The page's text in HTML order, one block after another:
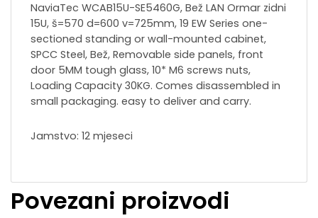
NaviaTec WCAB15U-SE5460G, Bež LAN Ormar zidni
15U, š=570 d=600 v=725mm, 19 EW Series one-
sectioned standing or wall-mounted cabinet,
SPCC Steel, Bež, Removable side panels, front
door 5MM tough glass, 10* M6 screws nuts,
Loading Capacity 30KG. Comes disassembled in
small packaging. easy to deliver and carry.
Jamstvo: 12 mjeseci
Povezani proizvodi